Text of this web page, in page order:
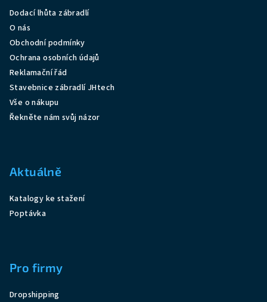
Dodací lhůta zábradlí
O nás
Obchodní podmínky
Ochrana osobních údajů
Reklamační řád
Stavebnice zábradlí JHtech
Vše o nákupu
Řekněte nám svůj názor
Aktuálně
Katalogy ke stažení
Poptávka
Pro firmy
Dropshipping